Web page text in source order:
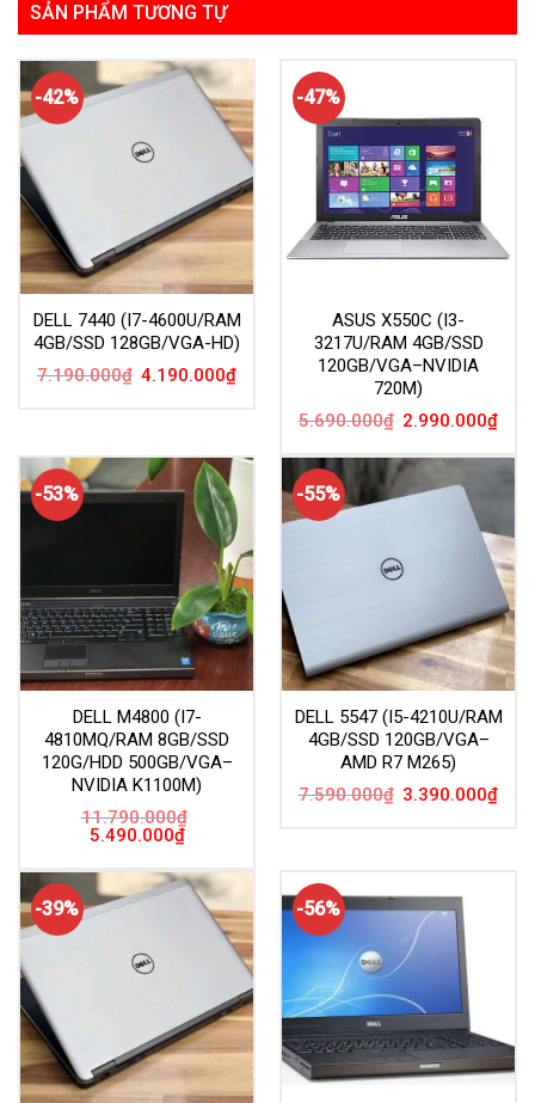
SẢN PHẨM TƯƠNG TỰ
-42%
DELL 7440 (I7-4600U/RAM
4GB/SSD 128GB/VGA-HD)
7.190.000₫ Giá
4.190.000₫Giá
-47%
ASUS X550C (I3-
3217U/RAM 4GB/SSD
120GB/VGA–NVIDIA
720M)
5.690.000₫ Giá
5.690.000₫.
2.990.000₫Giá
-53%
DELL M4800 (I7-
4810MQ/RAM 8GB/SSD
120G/HDD 500GB/VGA–
NVIDIA K1100M)
11.790.000₫
Giá
11.790.000₫.
5.490.000₫Giá
hiện
là:
5.490.000₫.
-55%
DELL 5547 (I5-4210U/RAM
4GB/SSD 120GB/VGA–
AMD R7 M265)
7.590.000₫ Giá
3.390.000₫Giá
-39% -56%